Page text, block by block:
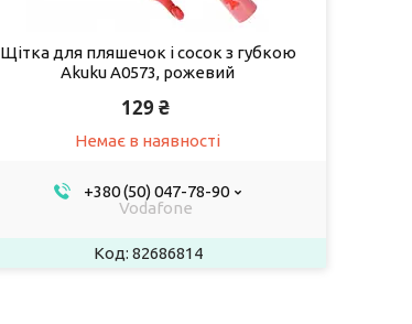
Щітка для пляшечок і сосок з губкою
Akuku A0573, рожевий
129 ₴
Немає в наявності
+380 (50) 047-78-90
Vodafone
82686814